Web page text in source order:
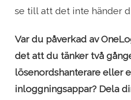
se till att det inte händer
Var du påverkad av
det att du tänker två
lösenordshanterare eller
inloggningsappar? Dela